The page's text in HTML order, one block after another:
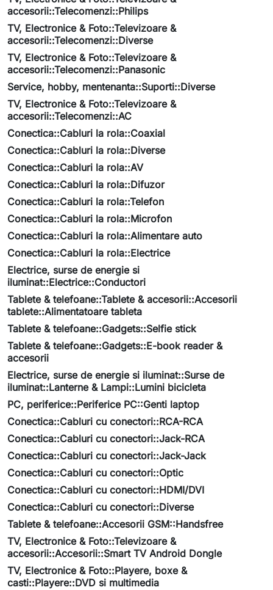
accesorii::Telecomenzi::Philips
TV, Electronice & Foto::Televizoare &
accesorii::Telecomenzi::Diverse
TV, Electronice & Foto::Televizoare &
accesorii::Telecomenzi::Panasonic
Service, hobby, mentenanta::Suporti::Diverse
TV, Electronice & Foto::Televizoare &
accesorii::Telecomenzi::AC
Conectica::Cabluri la rola::Coaxial
Conectica::Cabluri la rola::Diverse
Conectica::Cabluri la rola::AV
Conectica::Cabluri la rola::Difuzor
Conectica::Cabluri la rola::Telefon
Conectica::Cabluri la rola::Microfon
Conectica::Cabluri la rola::Alimentare auto
Conectica::Cabluri la rola::Electrice
Electrice, surse de energie si
iluminat::Electrice::Conductori
Tablete & telefoane::Tablete & accesorii::Accesorii
tablete::Alimentatoare tableta
Tablete & telefoane::Gadgets::Selfie stick
Tablete & telefoane::Gadgets::E-book reader &
accesorii
Electrice, surse de energie si iluminat::Surse de
iluminat::Lanterne & Lampi::Lumini bicicleta
PC, periferice::Periferice PC::Genti laptop
Conectica::Cabluri cu conectori::RCA-RCA
Conectica::Cabluri cu conectori::Jack-RCA
Conectica::Cabluri cu conectori::Jack-Jack
Conectica::Cabluri cu conectori::Optic
Conectica::Cabluri cu conectori::HDMI/DVI
Conectica::Cabluri cu conectori::Diverse
Tablete & telefoane::Accesorii GSM::Handsfree
TV, Electronice & Foto::Televizoare &
accesorii::Accesorii::Smart TV Android Dongle
TV, Electronice & Foto::Playere, boxe &
casti::Playere::DVD si multimedia